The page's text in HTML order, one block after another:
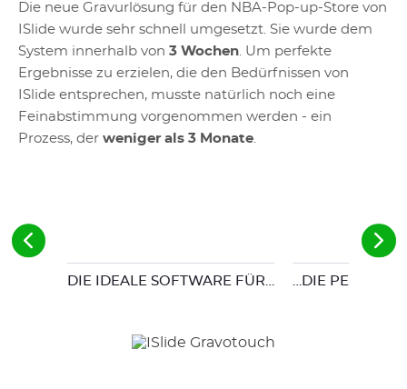
Die neue Gravurlösung für den NBA-Pop-up-Store von
ISlide wurde sehr schnell umgesetzt. Sie wurde dem
System innerhalb von 3 Wochen. Um perfekte
Ergebnisse zu erzielen, die den Bedürfnissen von
ISlide entsprechen, musste natürlich noch eine
Feinabstimmung vorgenommen werden - ein
Prozess, der weniger als 3 Monate.
DIE IDEALE SOFTWARE FÜR… …DIE